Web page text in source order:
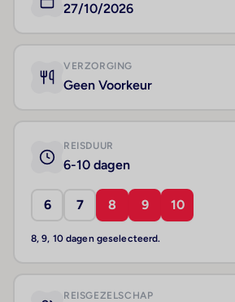
27/10/2026
VERZORGING
Geen Voorkeur
REISDUUR
6-10 dagen
6 7 8 9 10
8, 9, 10 dagen geselecteerd.
REISGEZELSCHAP